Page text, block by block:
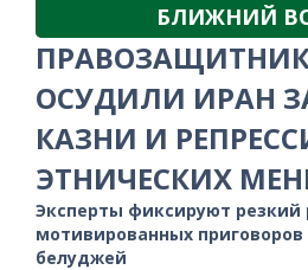
БЛИЖНИЙ
ОСУДИЛИ ИРАН
КАЗНИ И
ЭТНИЧЕСКИХ
Эксперты фиксируют резкий
мотивированных
белуджей